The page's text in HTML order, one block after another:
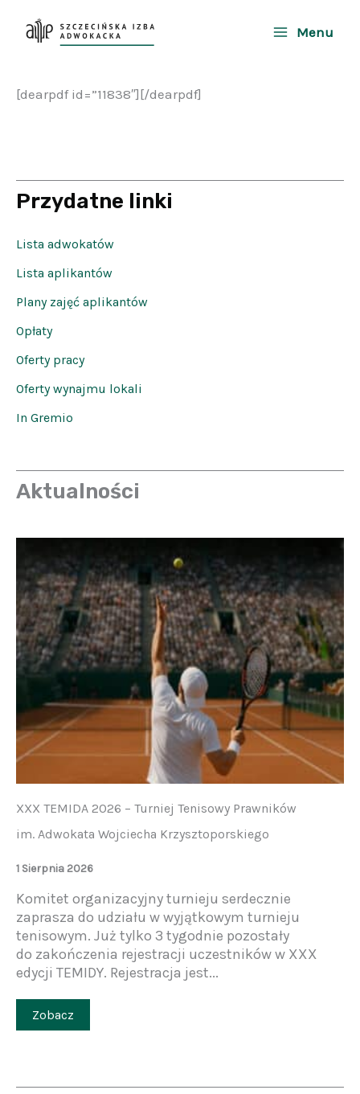
Menu
[dearpdf id=”11838″][/dearpdf]
Przydatne linki
Lista adwokatów
Lista aplikantów
Plany zajęć aplikantów
Opłaty
Oferty pracy
Oferty wynajmu lokali
In Gremio
Aktualności
XXX TEMIDA 2026 – Turniej Tenisowy Prawników
im. Adwokata Wojciecha Krzysztoporskiego
1 Sierpnia 2026
Komitet organizacyjny turnieju serdecznie
zaprasza do udziału w wyjątkowym turnieju
tenisowym. Już tylko 3 tygodnie pozostały
do zakończenia rejestracji uczestników w XXX
edycji TEMIDY. Rejestracja jest...
Zobacz